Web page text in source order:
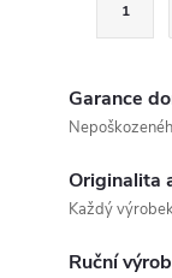
1
Garance
Originalita
Každý
Ruční